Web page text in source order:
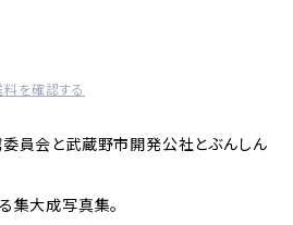
料を確認する
員会と武蔵野市開発公社とぶんしん
集大成写真集。